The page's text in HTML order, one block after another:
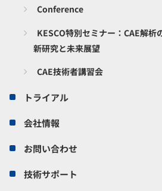
Conference
KESCO特別セミナー：CAE解析
新研究と未来展望
CAE技術者講習会
トライアル
会社情報
お問い合わせ
技術サポート